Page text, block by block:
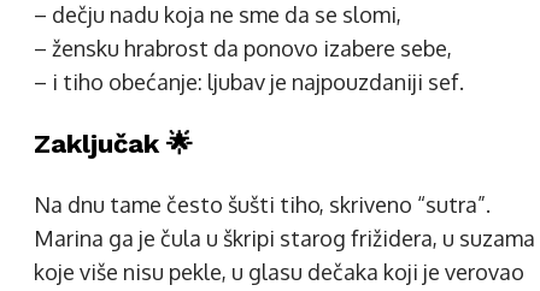
– dečju nadu koja ne sme da se slomi,
– žensku hrabrost da ponovo izabere sebe,
– i tiho obećanje: ljubav je najpouzdaniji sef.
Zaključak 🌟
Na dnu tame često šušti tiho, skriveno “sutra”.
Marina ga je čula u škripi starog frižidera, u suzama
koje više nisu pekle, u glasu dečaka koji je verovao